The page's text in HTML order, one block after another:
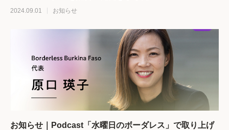
2024.09.01 お知らせ
お知らせ｜Podcast「水曜日のボーダレス」で取り上げ